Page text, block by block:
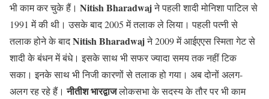
भी काम कर चुके हैं। Nitish Bharadwajने पहली शादी मोनिशा पाटिल से
1991 में की थी। उसके बाद 2005 में तलाक ले लिया। पहली पत्नी से
तलाक होने के बादNitish Bharadwajने 2009 में आईएएस स्मिता गेट से
शादी के बंधन में बंधे। इसके साथ भी सफर ज्यादा समय तक नहीं टिक
सका। इनके साथ भी निजी कारणों से तलाक हो गया। अब दोनों अलग-
अलग रह रहे हैं।नीतीश भारद्वाजलोकसभा के सदस्य के तौर पर भी काम